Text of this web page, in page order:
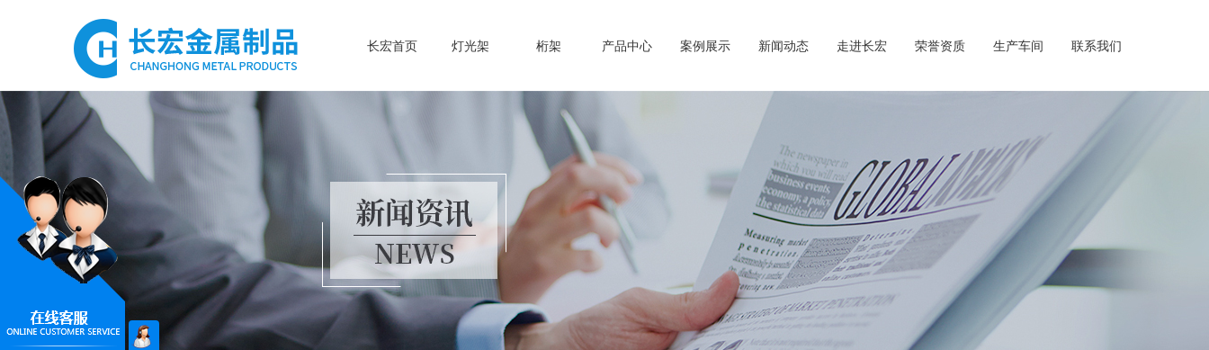
长宏首页 灯光架 桁架 产品中心 案例展示 新闻动态 走进长宏 荣誉资质 生产车间 联系我们